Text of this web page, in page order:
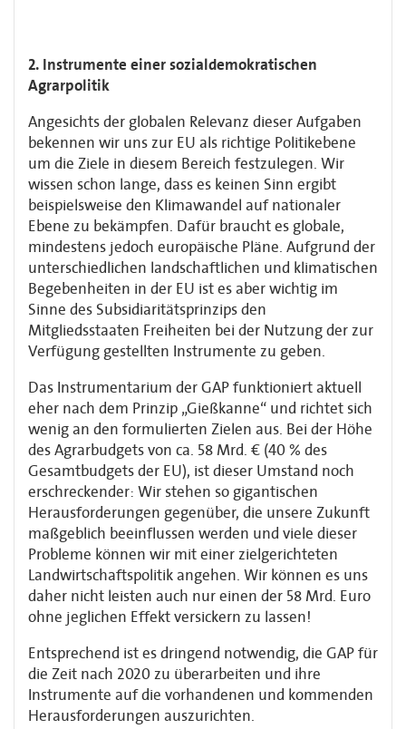
2. Instrumente einer sozialdemokratischen
Agrarpolitik
Angesichts der globalen Relevanz dieser Aufgaben
bekennen wir uns zur EU als richtige Politikebene
um die Ziele in diesem Bereich festzulegen. Wir
wissen schon lange, dass es keinen Sinn ergibt
beispielsweise den Klimawandel auf nationaler
Ebene zu bekämpfen. Dafür braucht es globale,
mindestens jedoch europäische Pläne. Aufgrund der
unterschiedlichen landschaftlichen und klimatischen
Begebenheiten in der EU ist es aber wichtig im
Sinne des Subsidiaritätsprinzips den
Mitgliedsstaaten Freiheiten bei der Nutzung der zur
Verfügung gestellten Instrumente zu geben.
Das Instrumentarium der GAP funktioniert aktuell
eher nach dem Prinzip „Gießkanne“ und richtet sich
wenig an den formulierten Zielen aus. Bei der Höhe
des Agrarbudgets von ca. 58 Mrd. € (40 % des
Gesamtbudgets der EU), ist dieser Umstand noch
erschreckender: Wir stehen so gigantischen
Herausforderungen gegenüber, die unsere Zukunft
maßgeblich beeinflussen werden und viele dieser
Probleme können wir mit einer zielgerichteten
Landwirtschaftspolitik angehen. Wir können es uns
daher nicht leisten auch nur einen der 58 Mrd. Euro
ohne jeglichen Effekt versickern zu lassen!
Entsprechend ist es dringend notwendig, die GAP für
die Zeit nach 2020 zu überarbeiten und ihre
Instrumente auf die vorhandenen und kommenden
Herausforderungen auszurichten.